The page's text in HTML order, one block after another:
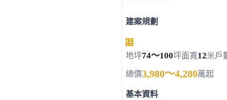
建案規劃
住
地坪74～100坪面寬12米戶
總價3,980～4,280萬起
基本資料